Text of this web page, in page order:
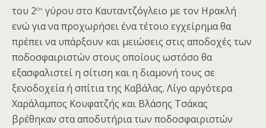
του 2ου γύρου στο Καυταντζόγλειο με τον Ηρακλή
ενώ για να προχωρήσει ένα τέτοιο εγχείρημα θα
πρέπει να υπάρξουν και μειώσεις στις αποδοχές των
ποδοσφαιριστών στους οποίους ωστόσο θα
εξασφαλιστεί η σίτιση και η διαμονή τους σε
ξενοδοχεία ή σπίτια της Καβάλας. Λίγο αργότερα
Χαράλαμπος Κουφατζής και Βλάσης Τσάκας
βρέθηκαν στα αποδυτήρια των ποδοσφαιριστών